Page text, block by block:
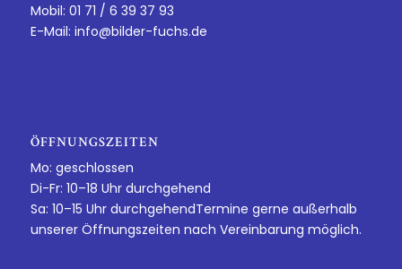
Mobil: 01 71 / 6 39 37 93
E-Mail: info@bilder-fuchs.de
ÖFFNUNGSZEITEN
Mo: geschlossen
Di-Fr: 10–18 Uhr durchgehend
Sa: 10–15 Uhr durchgehendTermine gerne außerhalb
unserer Öffnungszeiten nach Vereinbarung möglich.